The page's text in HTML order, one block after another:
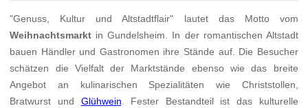
"Genuss, Kultur und Altstadtflair" lautet das Motto vom
Weihnachtsmarkt in Gundelsheim. In der romantischen Altstadt
bauen Händler und Gastronomen ihre Stände auf. Die Besucher
schätzen die Vielfalt der Marktstände ebenso wie das breite
Angebot an kulinarischen Spezialitäten wie Christstollen,
Bratwurst und Glühwein. Fester Bestandteil ist das kulturelle